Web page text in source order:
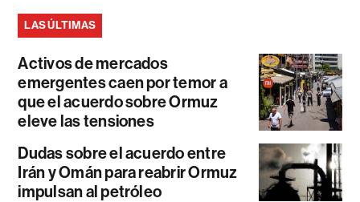
LAS ÚLTIMAS
Activos de mercados
emergentes caen por temor a
que el acuerdo sobre Ormuz
eleve las tensiones
Dudas sobre el acuerdo entre
Irán y Omán para reabrir Ormuz
impulsan al petróleo